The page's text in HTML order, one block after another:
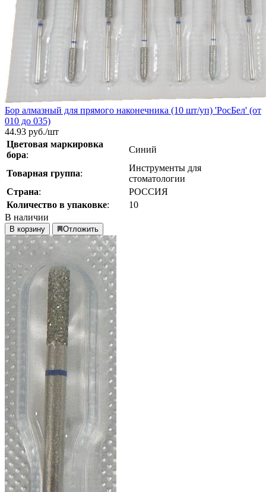
Бор алмазный для прямого наконечника (10 шт/уп) 'РосБел' (от
010 до 035)
44.93 руб./шт
Цветовая маркировка
бора:
Синий
Товарная группа:
Инструменты для
стоматологии
Страна:
РОССИЯ
Количество в упаковке:
10
В наличии
В корзину Отложить